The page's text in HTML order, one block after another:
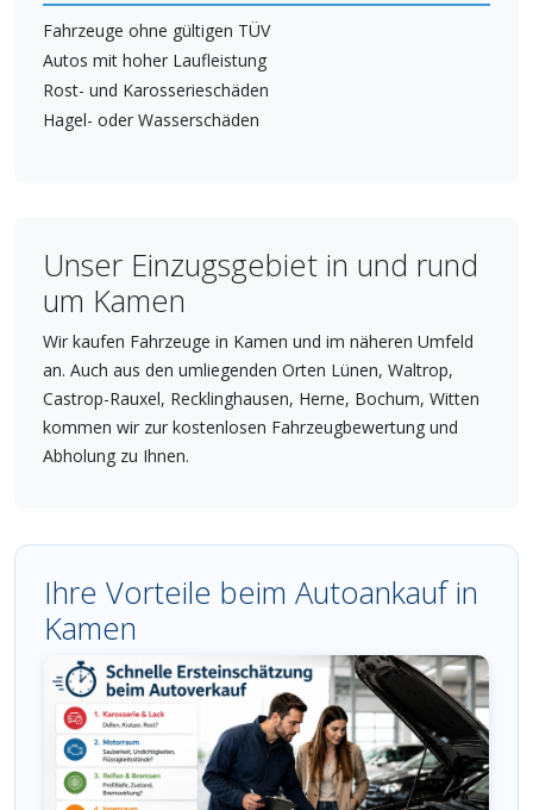
Fahrzeuge ohne gültigen TÜV
Autos mit hoher Laufleistung
Rost- und Karosserieschäden
Hagel- oder Wasserschäden
Unser Einzugsgebiet in und rund
um Kamen
Wir kaufen Fahrzeuge in Kamen und im näheren Umfeld
an. Auch aus den umliegenden Orten Lünen, Waltrop,
Castrop-Rauxel, Recklinghausen, Herne, Bochum, Witten
kommen wir zur kostenlosen Fahrzeugbewertung und
Abholung zu Ihnen.
Ihre Vorteile beim Autoankauf in
Kamen